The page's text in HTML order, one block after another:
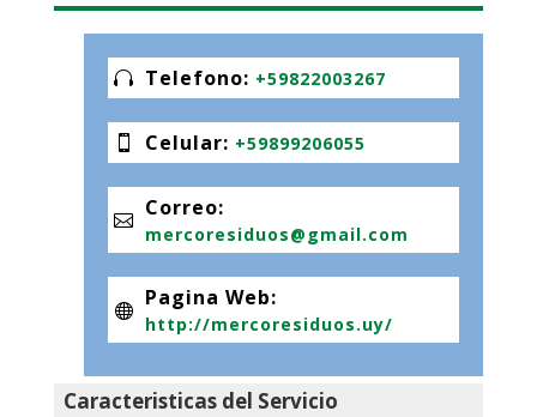
Telefono: +59822003267
Celular: +59899206055
Correo:
mercoresiduos@gmail.com
Pagina Web:
http://mercoresiduos.uy/
Caracteristicas del Servicio